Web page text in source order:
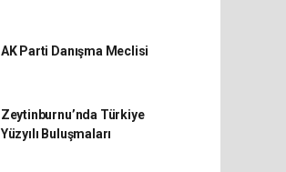
AK Parti Danışma Meclisi
Zeytinburnu’nda Türkiye
Yüzyılı Buluşmaları